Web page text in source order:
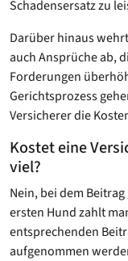
Schadensersatz zu
Darüber hinaus
auch Ansprüche ab,
Forderungen
Gerichtsprozess
Versicherer die
Kostet eine
viel?
Nein, bei dem
ersten Hund zahlt
entsprechenden
aufgenommen